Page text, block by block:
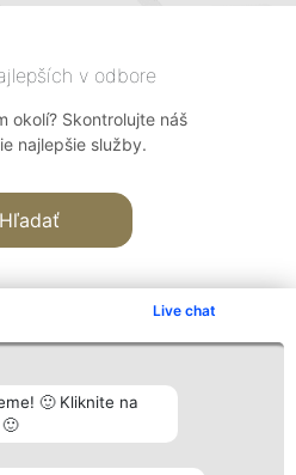
Live chat
🙂 Kliknite na
v odbore
okolí? Skontrolujte náš
najlepšie služby.
Hľadať
Kontakt
Kontakt